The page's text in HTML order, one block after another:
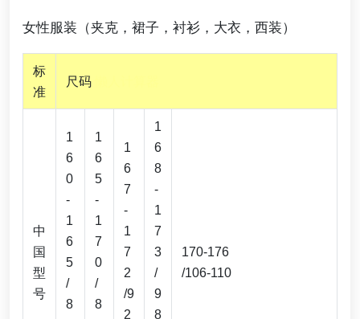
女性服装（夹克，裙子，衬衫，大衣，西装）
标
准
尺码
中
国
型
号
1
6
0
-
1
6
5
/
8
1
6
5
-
1
7
0
/
8
1
6
7
-
1
7
2
/9
2
1
6
8
-
1
7
3
/
9
8
170-176
/106-110